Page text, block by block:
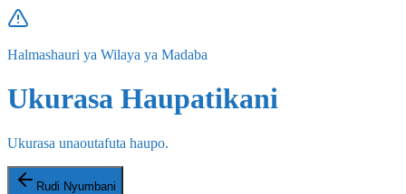
Halmashauri ya Wilaya ya Madaba
Ukurasa Haupatikani
Ukurasa unaoutafuta haupo.
Rudi Nyumbani